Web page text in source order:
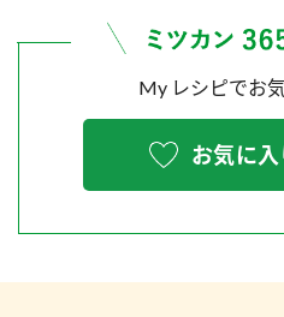
My レシピでお
お気に